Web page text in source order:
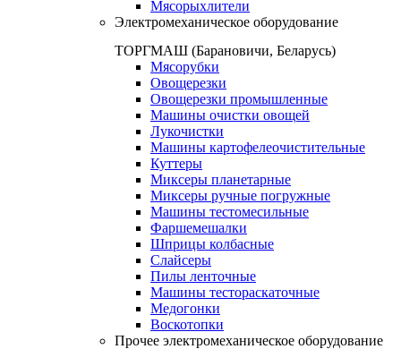
Мясорыхлители
Электромеханическое оборудование
ТОРГМАШ (Барановичи, Беларусь)
Мясорубки
Овощерезки
Овощерезки промышленные
Машины очистки овощей
Лукочистки
Машины картофелеочистительные
Куттеры
Миксеры планетарные
Миксеры ручные погружные
Машины тестомесильные
Фаршемешалки
Шприцы колбасные
Слайсеры
Пилы ленточные
Машины тестораскаточные
Медогонки
Воскотопки
Прочее электромеханическое оборудование